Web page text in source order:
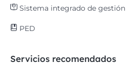
Sistema integrado de gestión
PED
Servicios recomendados